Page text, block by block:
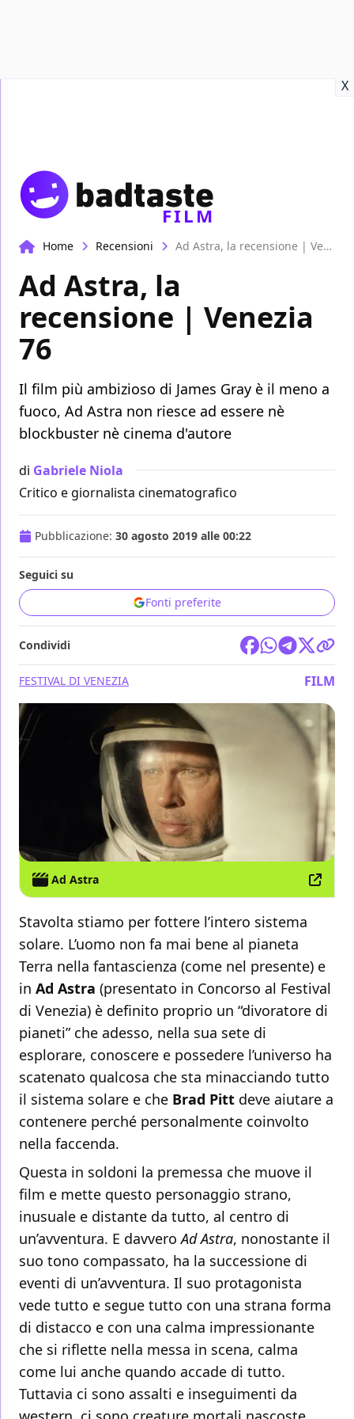
X
FILM
Home Recensioni Ad Astra, la recensione | Venezia 76
Ad Astra, la
recensione | Venezia
76
Il film più ambizioso di James Gray è il meno a
fuoco, Ad Astra non riesce ad essere nè
blockbuster nè cinema d'autore
di Gabriele Niola
Critico e giornalista cinematografico
Pubblicazione: 30 agosto 2019 alle 00:22
Seguici su
Fonti preferite
Condividi
FESTIVAL DI VENEZIA FILM
Ad Astra
Stavolta stiamo per fottere l’intero sistema
solare. L’uomo non fa mai bene al pianeta
Terra nella fantascienza (come nel presente) e
in Ad Astra (presentato in Concorso al Festival
di Venezia) è definito proprio un “divoratore di
pianeti” che adesso, nella sua sete di
esplorare, conoscere e possedere l’universo ha
scatenato qualcosa che sta minacciando tutto
il sistema solare e che Brad Pitt deve aiutare a
contenere perché personalmente coinvolto
nella faccenda.
Questa in soldoni la premessa che muove il
film e mette questo personaggio strano,
inusuale e distante da tutto, al centro di
un’avventura. E davveroAd Astra, nonostante il
suo tono compassato, ha la successione di
eventi di un’avventura. Il suo protagonista
vede tutto e segue tutto con una strana forma
di distacco e con una calma impressionante
che si riflette nella messa in scena, calma
come lui anche quando accade di tutto.
Tuttavia ci sono assalti e inseguimenti da